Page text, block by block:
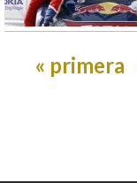
« primera